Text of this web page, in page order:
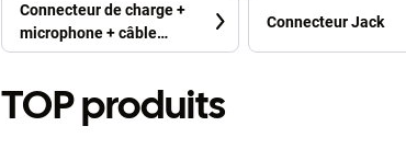
Connecteur de charge +
microphone + câble
flexible
Connecteur Jack
TOP produits